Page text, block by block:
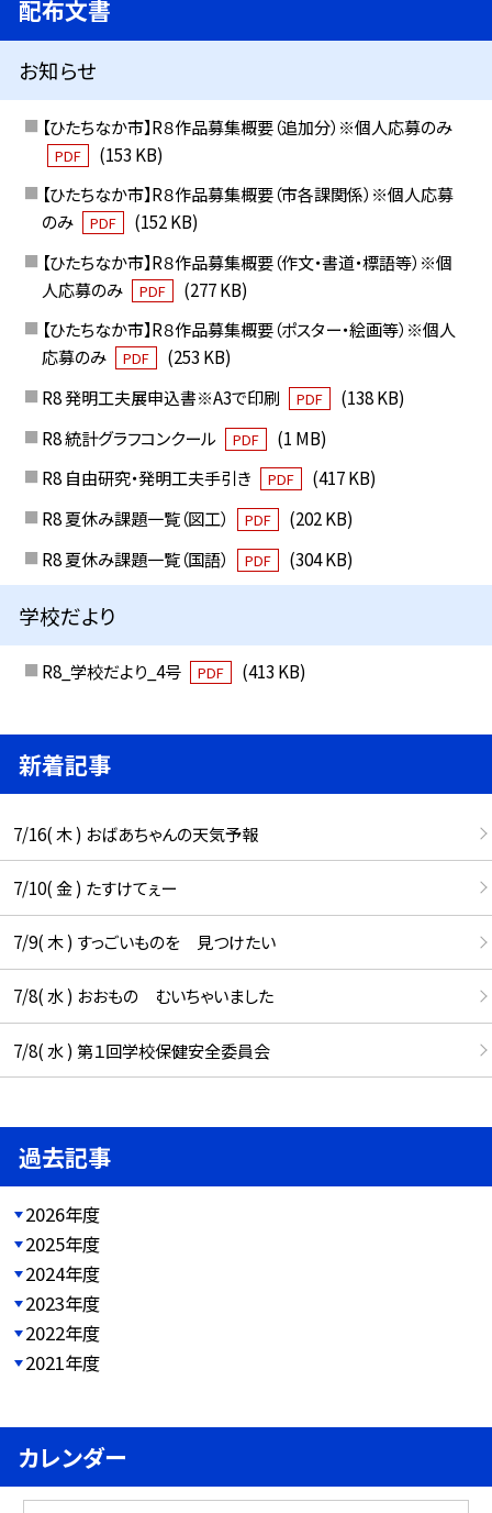
配布文書
お知らせ
【ひたちなか市】R８作品募集概要（追加分）※個人応募のみ
PDF
(153 KB)
【ひたちなか市】R８作品募集概要（市各課関係）※個人応募
のみ
PDF
(152 KB)
【ひたちなか市】R８作品募集概要（作文・書道・標語等）※個
人応募のみ
PDF
(277 KB)
【ひたちなか市】R８作品募集概要（ポスター・絵画等）※個人
応募のみ
PDF
(253 KB)
R8 発明工夫展申込書※A3で印刷
PDF
(138 KB)
R8 統計グラフコンクール
PDF
(1 MB)
R8 自由研究・発明工夫手引き
PDF
(417 KB)
R8 夏休み課題一覧（図工）
PDF
(202 KB)
R8 夏休み課題一覧（国語）
PDF (304 KB)
学校だより
R8_学校だより_4号 PDF (413 KB)
新着記事
7/16( 木 ) おばあちゃんの天気予報
7/10( 金 ) たすけてぇー
7/9( 木 ) すっごいものを 見つけたい
7/8( 水 ) おおもの むいちゃいました
7/8( 水 ) 第１回学校保健安全委員会
過去記事
2026年度
2025年度
2024年度
2023年度
2022年度
2021年度
カレンダー